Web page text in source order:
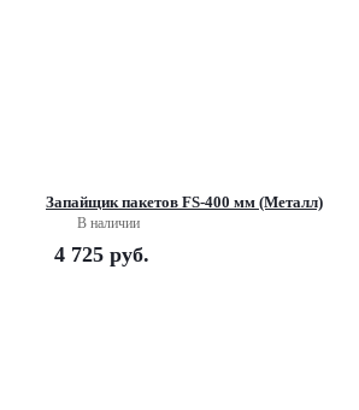
Запайщик пакетов FS-400 мм (Металл)
В наличии
4 725 руб.